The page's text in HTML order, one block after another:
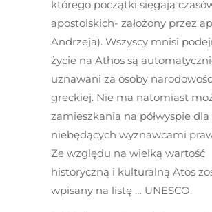
którego początki sięgają
apostolskich- założony przez
Andrzeja). Wszyscy mnisi
życie na Athos są
uznawani za osoby
greckiej. Nie ma natomiast
zamieszkania na półwyspie dla
niebędących wyznawcami
Ze względu na wielką wartość
historyczną i kulturalną Atos
wpisany na listę … UNESCO.